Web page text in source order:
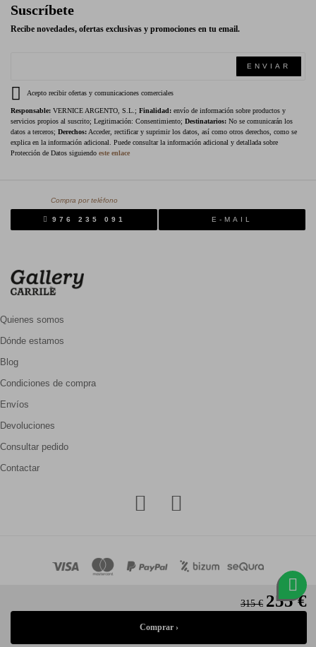
315 € 255 €
Suscríbete
Recibe novedades, ofertas exclusivas y promociones en tu email.
ENVIAR
Acepto recibir ofertas y comunicaciones comerciales
Responsable: VERNICE ARGENTO, S.L.; Finalidad: envío de información sobre productos y
servicios propios al suscrito; Legitimación: Consentimiento; Destinatarios: No se comunicarán los
datos a terceros; Derechos: Acceder, rectificar y suprimir los datos, así como otros derechos, como se
explica en la información adicional. Puede consultar la información adicional y detallada sobre
Protección de Datos siguiendo este enlace
Compra por teléfono
976 235 091 E-MAIL
Quienes somos
Dónde estamos
Blog
Condiciones de compra
Envíos
Devoluciones
Consultar pedido
Contactar